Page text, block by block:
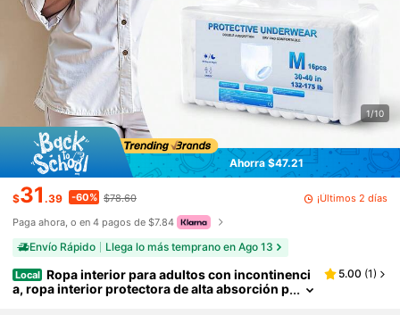
1/10
Ahorra $47.21
$31.39 -60% $78.60
¡Últimos 2 días
Paga ahora, o en 4 pagos de $7.84
Envío Rápido Llega lo más temprano en Ago 13
Local Ropa interior para adultos con incontinenci
a, ropa interior protectora de alta absorción p
5.00 (1)